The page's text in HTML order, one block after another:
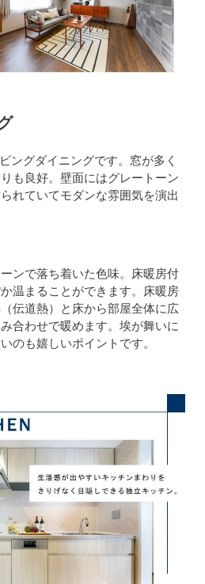
ングダイニングです。窓が多く
も良好。壁面にはグレートーン
れていてモダンな雰囲気を演出
ンで落ち着いた色味。床暖房付
温まることができます。床暖房
伝道熱）と床から部屋全体に広
合わせで暖めます。埃が舞いに
のも嬉しいポイントです。